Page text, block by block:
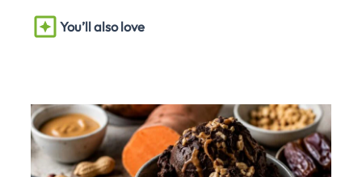
You’ll also love